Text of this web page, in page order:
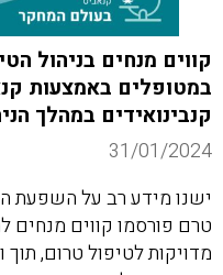
קווים מנחים בניהול
במטופלים באמצעות
קנבינואידים במהלך
31/01/2024
ישנו מידע רב על השפעת
טרם פורסמו קווים
מדויקות לטיפול טרום,